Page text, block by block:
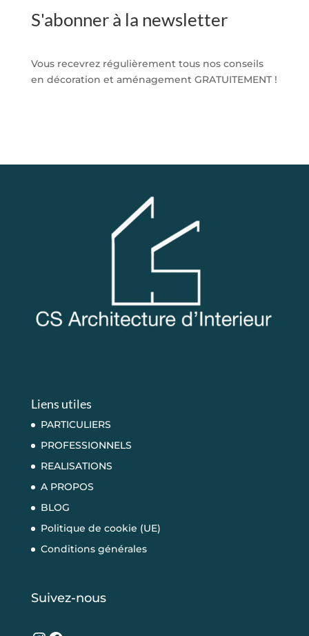
S'abonner à la newsletter
Vous recevrez régulièrement tous nos conseils
en décoration et aménagement GRATUITEMENT !
Liens utiles
PARTICULIERS
PROFESSIONNELS
REALISATIONS
A PROPOS
BLOG
Politique de cookie (UE)
Conditions générales
Suivez-nous